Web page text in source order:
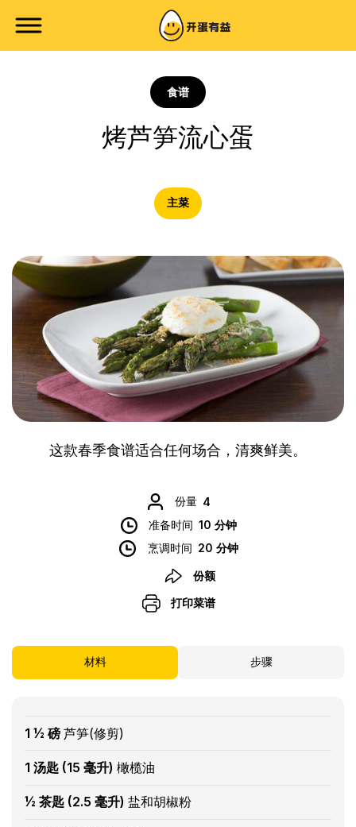
食谱
烤芦笋流心蛋
主菜
这款春季食谱适合任何场合，清爽鲜美。
份量 4
准备时间 10 分钟
烹调时间 20 分钟
份额
打印菜谱
材料 步骤
1 ½ 磅 芦笋(修剪)
1 汤匙 (15 毫升) 橄榄油
½ 茶匙 (2.5 毫升) 盐和胡椒粉